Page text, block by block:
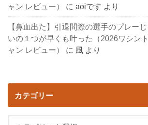
ャン レビュー）
にaoiです より
【鼻血出た】引退間際の選手のプレー
いの１つが早くも叶った（2026ワシン
ャン レビュー）
に 風 より
カテゴリー